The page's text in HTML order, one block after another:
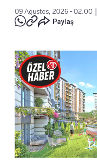
09 Ağustos, 2026 - 02:00
Paylaş